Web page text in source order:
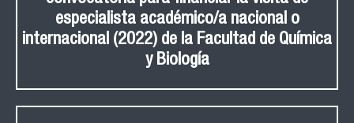
especialista académico/a nacional o
internacional (2022) de la Facultad de Química
y Biología